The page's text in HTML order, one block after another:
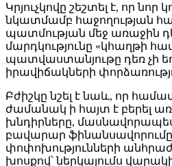
Կրյուչկովը շեշտել է, որ նոր
նկատմամբ հաջողության
պատմության մեջ առաջին
մարդկությունը «կհաղթի
պատվաստանյութը դեռ չի
իրավիճակների
Բժիշկը նշել է նաև, որ
ժամանակ ի հայտ է բերել
խնդիրները,
բավարար
փոփոխությունների
խոսքով՝ ներկայումս